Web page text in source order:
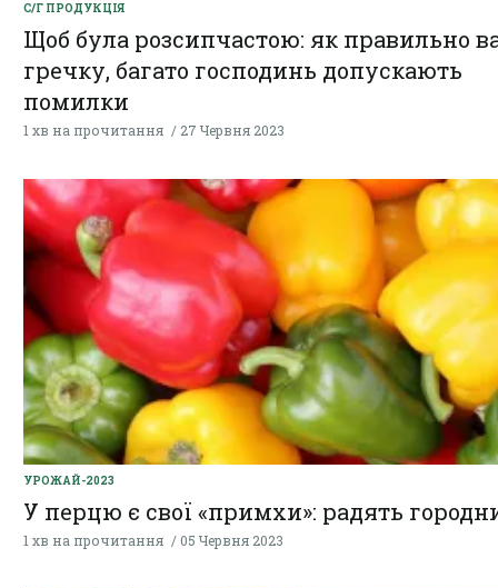
С/Г ПРОДУКЦІЯ
Щоб була розсипчастою: як правильно
гречку, багато господинь допускають
помилки
1 хв на прочитання 27 Червня 2023
УРОЖАЙ-2023
У перцю є свої «примхи»: радять
1 хв на прочитання 05 Червня 2023